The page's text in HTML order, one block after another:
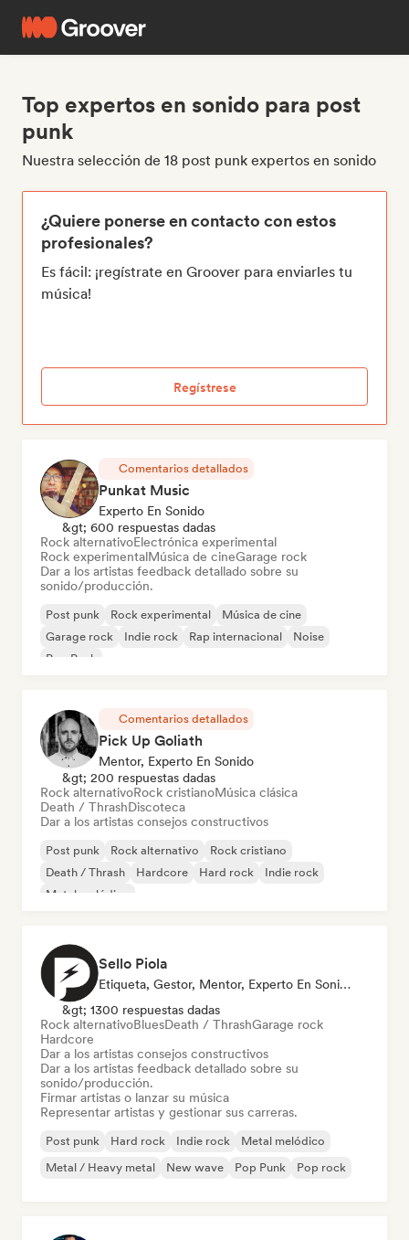
Top expertos en sonido para post
punk
Nuestra selección de 18 post punk expertos en sonido
¿Quiere ponerse en contacto con estos
profesionales?
Es fácil: ¡regístrate en Groover para enviarles tu
música!
Regístrese
Comentarios detallados
Punkat Music
Experto En Sonido
&gt; 600 respuestas dadas
Rock alternativoElectrónica experimental
Rock experimentalMúsica de cineGarage rock
Dar a los artistas feedback detallado sobre su
sonido/producción.
Post punk Rock experimental
Música de cine
Garage rock
Indie rock Rap internacional
Noise
Pop Punk
Comentarios detallados
Pick Up Goliath
Mentor, Experto En Sonido
&gt; 200 respuestas dadas
Rock alternativoRock cristianoMúsica clásica
Death / ThrashDiscoteca
Dar a los artistas consejos constructivos
Post punk Rock alternativo
Rock cristiano
Death / Thrash
Hardcore Hard rock
Indie rock
Metal melódico
Sello Piola
Etiqueta, Gestor, Mentor, Experto En Sonido
&gt; 1300 respuestas dadas
Rock alternativoBluesDeath / ThrashGarage rock
Hardcore
Dar a los artistas consejos constructivos
Dar a los artistas feedback detallado sobre su
sonido/producción.
Firmar artistas o lanzar su música
Representar artistas y gestionar sus carreras.
Post punk Hard rock Indie rock
Metal melódico
Metal / Heavy metal
New wave Pop Punk Pop rock